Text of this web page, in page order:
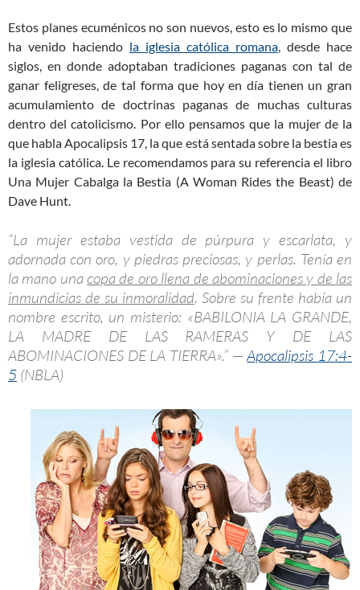
Estos planes ecuménicos no son nuevos, esto es lo mismo que
ha venido haciendo la iglesia católica romana, desde hace
siglos, en donde adoptaban tradiciones paganas con tal de
ganar feligreses, de tal forma que hoy en día tienen un gran
acumulamiento de doctrinas paganas de muchas culturas
dentro del catolicismo. Por ello pensamos que la mujer de la
que habla Apocalipsis 17, la que está sentada sobre la bestia es
la iglesia católica. Le recomendamos para su referencia el libro
Una Mujer Cabalga la Bestia (A Woman Rides the Beast) de
Dave Hunt.
“La mujer estaba vestida de púrpura y escarlata, y
adornada con oro, y piedras preciosas, y perlas. Tenía en
la mano unacopa de oro llena de abominaciones y de las
inmundicias de su inmoralidad. Sobre su frente había un
nombre escrito, un misterio: «BABILONIA LA GRANDE,
LA MADRE DE LAS RAMERAS Y DE LAS
ABOMINACIONES DE LA TIERRA».” —Apocalipsis 17:4-
5 (NBLA)